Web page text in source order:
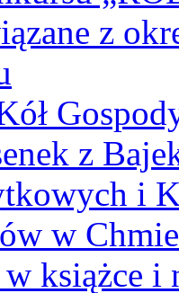
z
z
i
w
książce i